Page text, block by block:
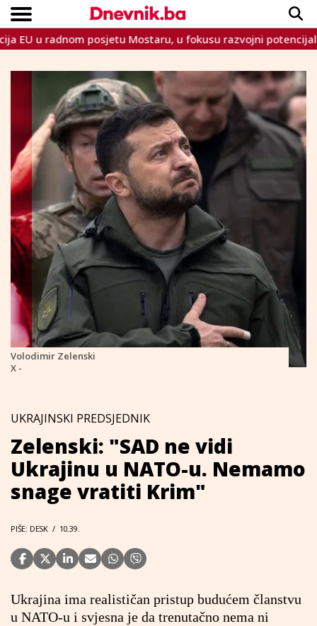
VIJESTI
SPORT
INTERVIEW
TEME
CRNA KRONIKA
LIFESTYLE
Copyright © Dnevnik.ba 2023.
radnom posjetu Mostaru, u fokusu razvojni potencijali HNŽ
Volodimir Zelenski
X -
UKRAJINSKI PREDSJEDNIK
Zelenski: "SAD ne vidi
Ukrajinu u NATO-u. Nemamo
snage vratiti Krim"
PIŠE: DESK / 10.39.
Ukrajina ima realističan pristup budućem članstvu
u NATO-u i svjesna je da trenutačno nema ni